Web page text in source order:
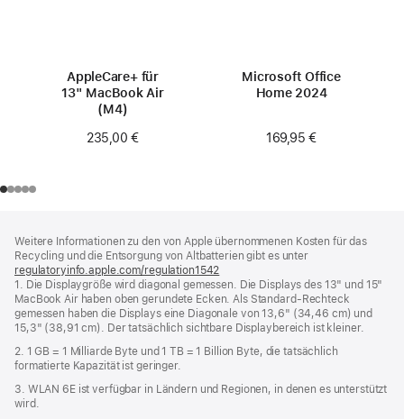
AppleCare+ für
13" MacBook Air
(M4)
235,00 €
Microsoft Office
Home 2024
169,95 €
Weitere Informationen zu den von Apple übernommenen Kosten für das
Recycling und die Entsorgung von Altbatterien gibt es unter
regulatoryinfo.apple.com/regulation1542
ein
neues
Fenster)
1. Die Displaygröße wird diagonal gemessen. Die Displays des 13" und 15"
MacBook Air haben oben gerundete Ecken. Als Standard-Rechteck
gemessen haben die Displays eine Diagonale von 13,6" (34,46 cm) und
15,3" (38,91 cm). Der tatsächlich sichtbare Displaybereich ist kleiner.
2. 1 GB = 1 Milliarde Byte und 1 TB = 1 Billion Byte, die tatsächlich
formatierte Kapazität ist geringer.
3. WLAN 6E ist verfügbar in Ländern und Regionen, in denen es unterstützt
wird.